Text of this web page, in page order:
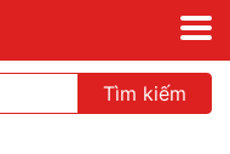
Tìm kiếm